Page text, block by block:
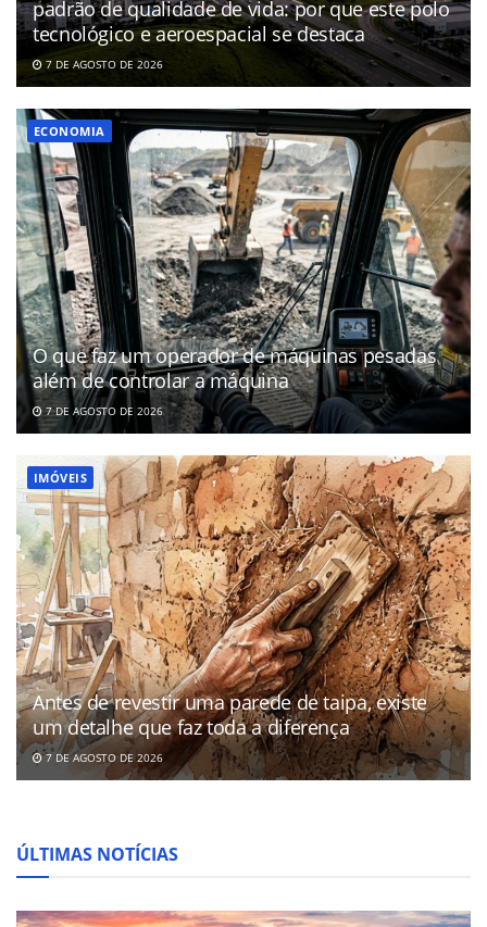
padrão de qualidade de vida: por que este polo
tecnológico e aeroespacial se destaca
7 DE AGOSTO DE 2026
ECONOMIA
O que faz um operador de máquinas pesadas
além de controlar a máquina
7 DE AGOSTO DE 2026
IMÓVEIS
Antes de revestir uma parede de taipa, existe
um detalhe que faz toda a diferença
7 DE AGOSTO DE 2026
ÚLTIMAS NOTÍCIAS